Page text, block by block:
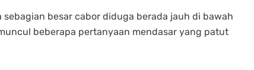
besar cabor diduga berada jauh di bawah
beberapa pertanyaan mendasar yang patut